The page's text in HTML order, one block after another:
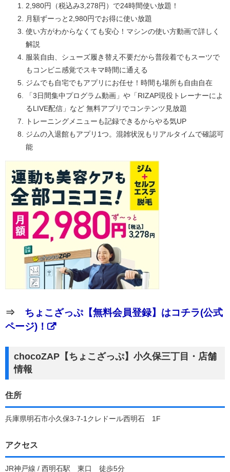
2,980円（税込み3,278円）で24時間使い放題！
月額ずーっと2,980円でお得に使い放題
使い方がわからなくても安心！マシンの使い方動画で詳しく
解説
服装自由、シューズ履き替え不要だから普段着でもスーツで
もコンビニ感覚でスキマ時間に通える
ジムでも自宅でもアプリにお任せ！時間も場所も自由自在
「3日間集中プログラム動画」や「RIZAP現役トレーナーによ
るLIVE配信」など 無料アプリでコンテンツ見放題
トレーニングメニューも記録できるからやる気UP
ジムの入退館もアプリ1つ。混雑状況もリアルタイムで確認可
能
⇒ ちょこざっぷ【無料会員登録】はコチラ(公式
ページ)！
chocoZAP【ちょこざっぷ】小久保三丁目・店舗
情報
住所
兵庫県明石市小久保3-7-1クレドール西明石 1F
アクセス
JR神戸線 / 西明石駅 東口 徒歩5分